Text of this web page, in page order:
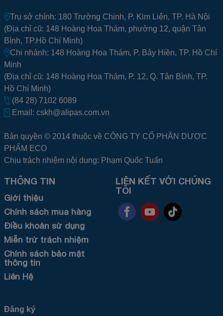
Trụ sở chính: 180 Trường Chinh, P. Kim Liên, TP. Hà Nội
(Địa chỉ cũ: 148 Hoàng Hoa Thám, phường 12, quận Tân
Bình, TP.Hồ Chí Minh)
Chi nhánh: 148 Hoàng Hoa Thám, P. Bảy Hiền, TP. Hồ Chí
Minh
(Địa chỉ cũ: 148 Hoàng Hoa Thám, P. 12, Q. Tân Bình, TP.
Hồ Chí Minh)
(84 28) 7102 6089
Email: cskh@alipas.com.vn
Bản quyền © 2014 thuộc về CÔNG TY CỔ PHẦN DƯỢC
PHẨM ECO
Chịu trách nhiệm nội dung: Phạm Quốc Tuấn
THÔNG TIN
Giới thiệu
Chính sách mua hàng
Điều khoản sử dụng
Miễn trừ trách nhiệm
Chính sách bảo mật
thông tin
Liên Hệ
LIÊN KẾT VỚI CHÚNG
TÔI
Đăng ký